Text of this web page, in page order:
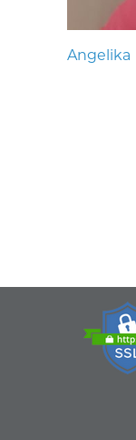
Angelika